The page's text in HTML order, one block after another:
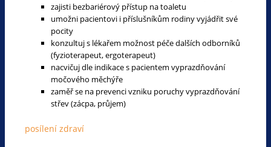
zajisti bezbariérový přístup na toaletu
umožni pacientovi i příslušníkům rodiny vyjádřit své
pocity
konzultuj s lékařem možnost péče dalších odborníků
(fyzioterapeut, ergoterapeut)
nacvičuj dle indikace s pacientem vyprazdňování
močového měchýře
zaměř se na prevenci vzniku poruchy vyprazdňování
střev (zácpa, průjem)
posílení zdraví